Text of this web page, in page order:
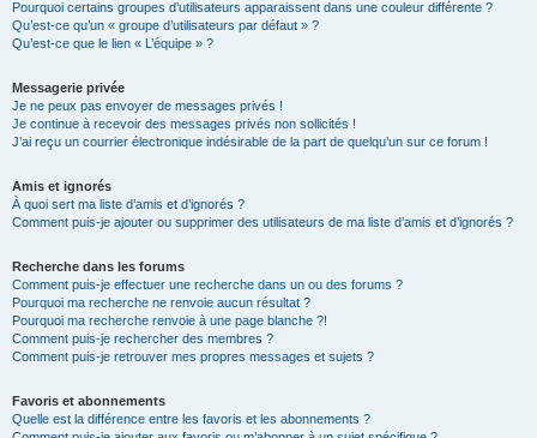
Pourquoi certains groupes d’utilisateurs apparaissent dans une couleur différente ?
Qu’est-ce qu’un « groupe d’utilisateurs par défaut » ?
Qu’est-ce que le lien « L’équipe » ?
Messagerie privée
Je ne peux pas envoyer de messages privés !
Je continue à recevoir des messages privés non sollicités !
J’ai reçu un courrier électronique indésirable de la part de quelqu’un sur ce forum !
Amis et ignorés
À quoi sert ma liste d’amis et d’ignorés ?
Comment puis-je ajouter ou supprimer des utilisateurs de ma liste d’amis et d’ignorés ?
Recherche dans les forums
Comment puis-je effectuer une recherche dans un ou des forums ?
Pourquoi ma recherche ne renvoie aucun résultat ?
Pourquoi ma recherche renvoie à une page blanche ?!
Comment puis-je rechercher des membres ?
Comment puis-je retrouver mes propres messages et sujets ?
Favoris et abonnements
Quelle est la différence entre les favoris et les abonnements ?